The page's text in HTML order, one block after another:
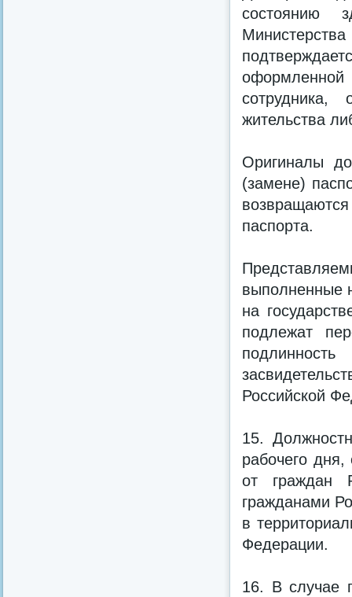
состоянию
оформленной
сотрудника,
жительства
Оригиналы
(замене)
паспорта.
выполненные
на
подлежат
Российской
15.
рабочего
от граждан
гражданами
в
Федерации.
16. В случае